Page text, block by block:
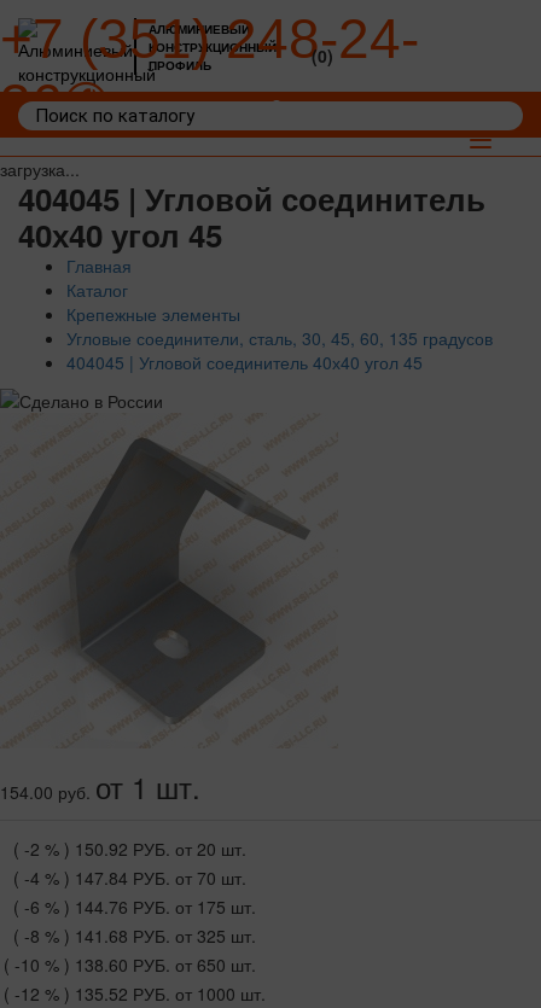
загрузка...
АЛЮМИНИЕВЫЙ
КОНСТРУКЦИОННЫЙ
ПРОФИЛЬ
+7 (351) 248-24-
36
(0)
Toggle
404045 | Угловой соединитель
40х40 угол 45
Главная
Каталог
Крепежные элементы
Угловые соединители, сталь, 30, 45, 60, 135 градусов
404045 | Угловой соединитель 40х40 угол 45
154.00 руб. от 1 шт.
( -2 % ) 150.92 РУБ. от 20 шт.
( -4 % ) 147.84 РУБ. от 70 шт.
( -6 % ) 144.76 РУБ. от 175 шт.
( -8 % ) 141.68 РУБ. от 325 шт.
( -10 % ) 138.60 РУБ. от 650 шт.
( -12 % ) 135.52 РУБ. от 1000 шт.